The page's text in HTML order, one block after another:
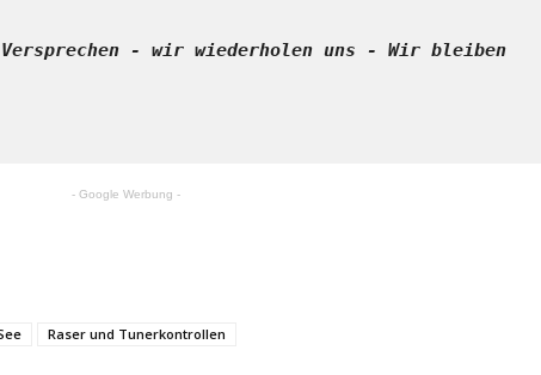
- wir wiederholen uns - Wir bleiben
- Google Werbung -
Raser und Tunerkontrollen